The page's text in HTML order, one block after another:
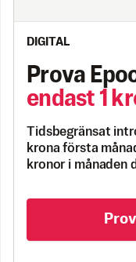
DIGITAL
Prova
endast 1
Tidsbegränsat
krona första
kronor i månaden